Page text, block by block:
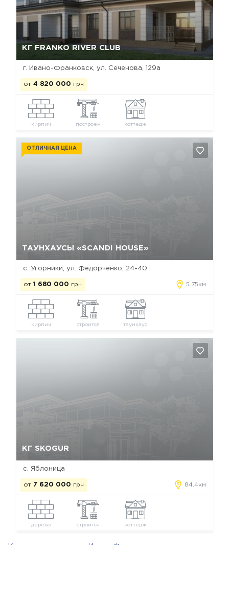
КГ FRANKO RIVER CLUB
г. Ивано-Франковск, ул. Сеченова, 129a
от 4 820 000 грн
кирпич построен коттедж
ТАУНХАУСЫ «SCANDI HOUSE»
ОТЛИЧНАЯ ЦЕНА
с. Угорники, ул. Федорченко, 24-40
от 1 680 000 грн 5.75км
кирпич строится таунхаус
КГ SKOGUR
с. Яблоница
от 7 620 000 грн 84.4км
дерево строится коттедж
Коттеджные городки Ивано-Франковска